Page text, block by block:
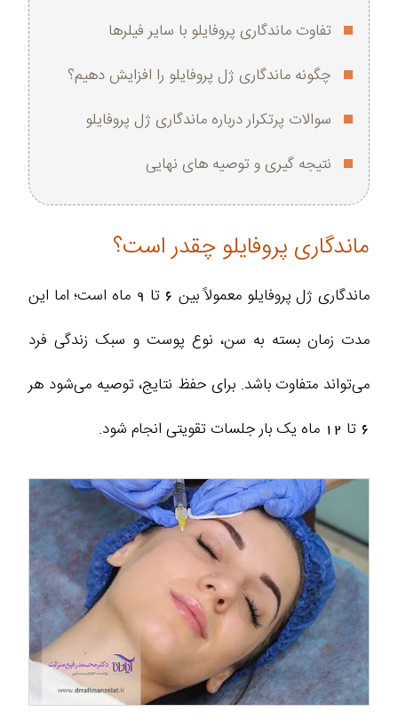
تفاوت ماندگاری پروفایلو با سایر فیلرها
چگونه ماندگاری ژل پروفایلو را افزایش دهیم؟
سوالات پرتکرار درباره ماندگاری ژل پروفایلو
نتیجه‌ گیری و توصیه‌ های نهایی
ماندگاری پروفایلو چقدر است؟
ماندگاری ژل پروفایلو معمولاً بین 6 تا 9 ماه است؛ اما این
مدت زمان بسته به سن، نوع پوست و سبک زندگی فرد
می‌تواند متفاوت باشد. برای حفظ نتایج، توصیه می‌شود هر
6 تا 12 ماه یک بار جلسات تقویتی انجام شود.